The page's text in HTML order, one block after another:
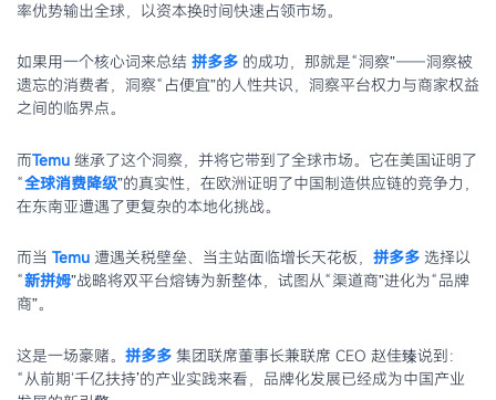
率优势输出全球，以资本换时间快速占领市场。
如果用一个核心词来总结 拼多多 的成功，那就是“洞察”——洞察被
遗忘的消费者，洞察“占便宜”的人性共识，洞察平台权力与商家权益
之间的临界点。
而Temu 继承了这个洞察，并将它带到了全球市场。它在美国证明了
“全球消费降级”的真实性，在欧洲证明了中国制造供应链的竞争力，
在东南亚遭遇了更复杂的本地化挑战。
而当 Temu 遭遇关税壁垒、当主站面临增长天花板， 拼多多 选择以
“新拼姆”战略将双平台熔铸为新整体，试图从“渠道商”进化为“品牌
商”。
这是一场豪赌。 拼多多 集团联席董事长兼联席 CEO 赵佳臻说到：
“从前期‘千亿扶持’的产业实践来看，品牌化发展已经成为中国产业